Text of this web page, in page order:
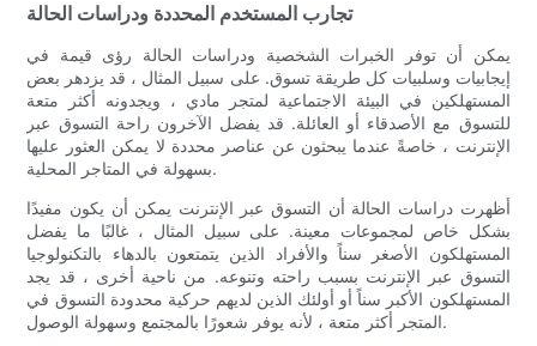
تجارب المستخدم المحددة ودراسات الحالة
يمكن أن توفر الخبرات الشخصية ودراسات الحالة رؤى قيمة في
إيجابيات وسلبيات كل طريقة تسوق. على سبيل المثال ، قد يزدهر بعض
المستهلكين في البيئة الاجتماعية لمتجر مادي ، ويجدونه أكثر متعة
للتسوق مع الأصدقاء أو العائلة. قد يفضل الآخرون راحة التسوق عبر
الإنترنت ، خاصةً عندما يبحثون عن عناصر محددة لا يمكن العثور عليها
بسهولة في المتاجر المحلية.
أظهرت دراسات الحالة أن التسوق عبر الإنترنت يمكن أن يكون مفيدًا
بشكل خاص لمجموعات معينة. على سبيل المثال ، غالبًا ما يفضل
المستهلكون الأصغر سناً والأفراد الذين يتمتعون بالدهاء بالتكنولوجيا
التسوق عبر الإنترنت بسبب راحته وتنوعه. من ناحية أخرى ، قد يجد
المستهلكون الأكبر سناً أو أولئك الذين لديهم حركية محدودة التسوق في
المتجر أكثر متعة ، لأنه يوفر شعورًا بالمجتمع وسهولة الوصول.